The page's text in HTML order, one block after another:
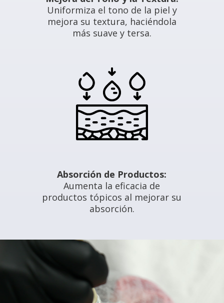
Uniformiza el tono de la piel y
mejora su textura, haciéndola
más suave y tersa.
Absorción de Productos:
Aumenta la eficacia de
productos tópicos al mejorar su
absorción.